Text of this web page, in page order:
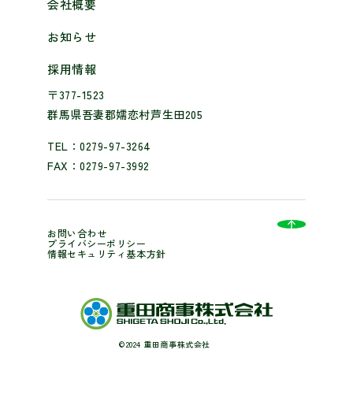
©2024 重田商事株式会社
会社概要
お知らせ
採用情報
〒377-1523
群馬県吾妻郡嬬恋村芦生田205
TEL：0279-97-3264
FAX：0279-97-3992
お問い合わせ
プライバシーポリシー
情報セキュリティ基本方針